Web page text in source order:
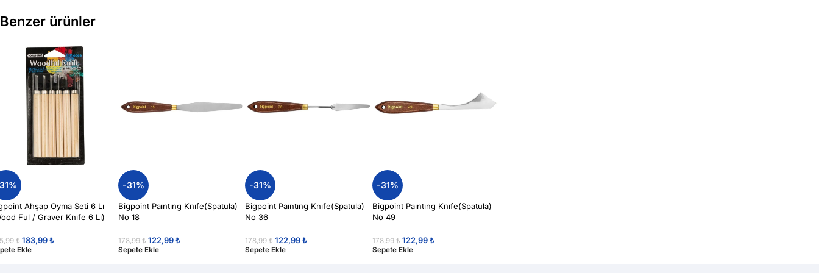
Benzer ürünler
Ahşap Oyma Seti 6 Lı
Ful / Graver Knıfe 6 Lı)
₺ 183,99₺
Ekle
-31%
Bigpoint Paıntıng Knıfe(Spatula)
No 18
178,99₺ 122,99₺
Sepete Ekle
-31%
Bigpoint Paıntıng Knıfe(Spatula)
No 36
178,99₺ 122,99₺
Sepete Ekle
-31%
Bigpoint Paıntıng Knıfe(Spatula)
No 49
178,99₺ 122,99₺
Sepete Ekle